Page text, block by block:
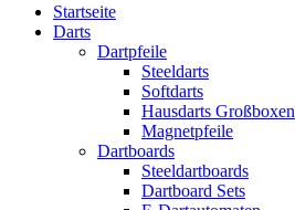
Startseite
Darts
Dartpfeile
Steeldarts
Softdarts
Hausdarts Großboxen
Magnetpfeile
Dartboards
Steeldartboards
Dartboard Sets